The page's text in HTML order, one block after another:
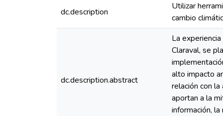
dc.description
Utilizar
cambio
dc.description.abstract
La
Claraval, se
alto impacto
relación con
aportan a la
información,